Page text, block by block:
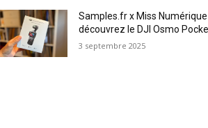
Samples.fr x Miss Numérique
découvrez le DJI Osmo
3 septembre 2025